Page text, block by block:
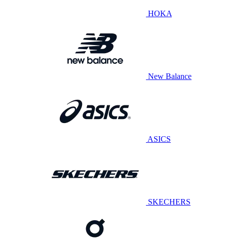
HOKA
New Balance
ASICS
SKECHERS